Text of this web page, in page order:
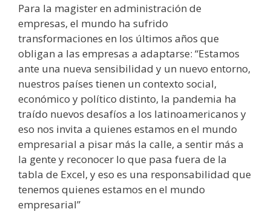
Para la magister en administración de
empresas, el mundo ha sufrido
transformaciones en los últimos años que
obligan a las empresas a adaptarse: “Estamos
ante una nueva sensibilidad y un nuevo entorno,
nuestros países tienen un contexto social,
económico y político distinto, la pandemia ha
traído nuevos desafíos a los latinoamericanos y
eso nos invita a quienes estamos en el mundo
empresarial a pisar más la calle, a sentir más a
la gente y reconocer lo que pasa fuera de la
tabla de Excel, y eso es una responsabilidad que
tenemos quienes estamos en el mundo
empresarial”